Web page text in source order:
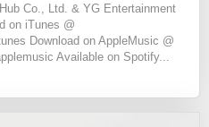
Co., Ltd. & YG Entertainment
on iTunes @
Download on AppleMusic @
Available on Spotify...